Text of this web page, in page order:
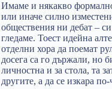
Имаме и някакво
или иначе силно
обществения ни дебат –
гледаме. Тоест идейна
отделни хора да поемат
досега са го държали, но
личностна и за стола, та
другите, а да се изкара